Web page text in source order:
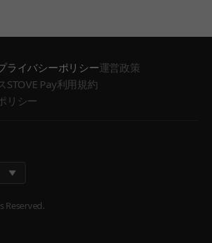
ライバシーポリシー運営政策
STOVE Pay利用規約
リシー
Reserved.